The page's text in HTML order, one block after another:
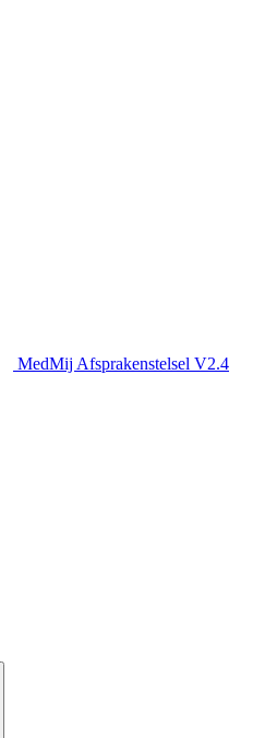
MedMij Afsprakenstelsel V2.4